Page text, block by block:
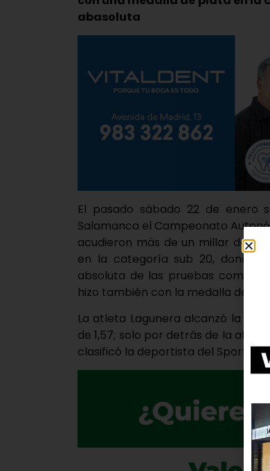
abasoluta
El pasado sábado 22 de enero
Salamanca el Campeonato
acudieron más de un millar de
en la categoría sub 20, donde
absoluta de las pruebas
hizo también con la medalla de
La atleta Lagunera alcanzó la
de 1,57; solo por detrás de la
clasificó la deportista del Sporting